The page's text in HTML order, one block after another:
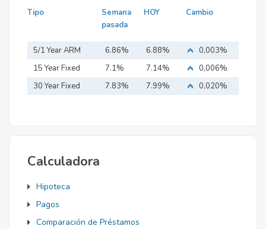
Tipo
Semana
pasada
HOY Cambio
5/1 Year ARM 6.86% 6.88%
0,003%
15 Year Fixed
Mortgage
7.1% 7.14%
0,006%
30 Year Fixed
7.83% 7.99% 0,020%
Calculadora
Hipoteca
Pagos
Comparación de Préstamos